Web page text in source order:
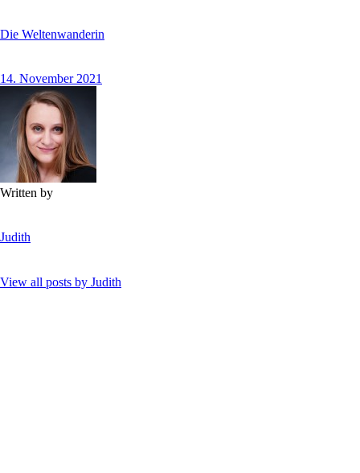
Die Weltenwanderin
14. November 2021
Written by
Judith
View all posts by Judith